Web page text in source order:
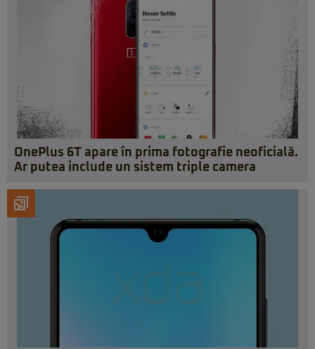
OnePlus 6T apare în prima fotografie neoficială.
Ar putea include un sistem triple camera